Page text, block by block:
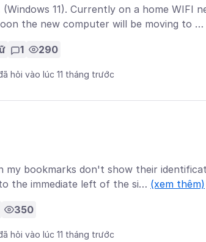
11). Currently on a home WIFI
the new computer will be moving to …
1 290
hỏi vào lúc 11 tháng trước
my bookmarks don't show their
the immediate left of the si… (xem thêm)
350
hỏi vào lúc 11 tháng trước